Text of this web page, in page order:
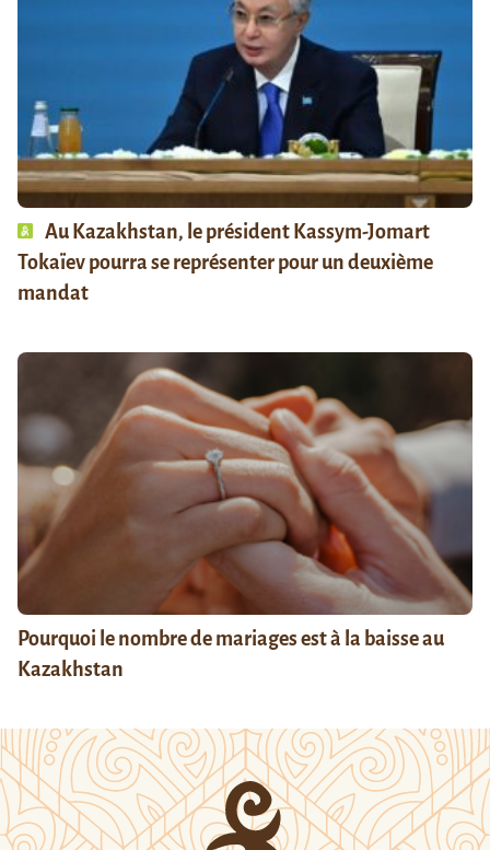
Au Kazakhstan, le président Kassym-Jomart
Tokaïev pourra se représenter pour un deuxième
mandat
Pourquoi le nombre de mariages est à la baisse au
Kazakhstan